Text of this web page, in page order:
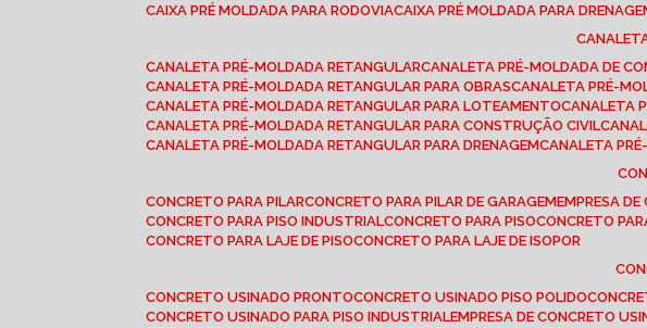
CAIXA PRÉ MOLDADA PARA RODOVIA CAIXA PRÉ MOLDADA PARA
CANALETA PRÉ-MOLDADA RETANGULAR CANALETA PRÉ-MOLDADA DE
CANALETA PRÉ-MOLDADA RETANGULAR PARA OBRAS CANALETA PRÉ-
CANALETA PRÉ-MOLDADA RETANGULAR PARA LOTEAMENTO CANALETA
CANALETA PRÉ-MOLDADA RETANGULAR PARA CONSTRUÇÃO CIVIL
CANALETA PRÉ-MOLDADA RETANGULAR PARA DRENAGEM CANALETA
CONCRETO PARA PILAR CONCRETO PARA PILAR DE GARAGEM EMPRESA
CONCRETO PARA PISO INDUSTRIAL CONCRETO PARA PISO CONCRETO
CONCRETO PARA LAJE DE PISO CONCRETO PARA LAJE DE ISOPOR
CONCRETO USINADO PRONTO CONCRETO USINADO PISO POLIDO
CONCRETO USINADO PARA PISO INDUSTRIAL EMPRESA DE CONCRETO